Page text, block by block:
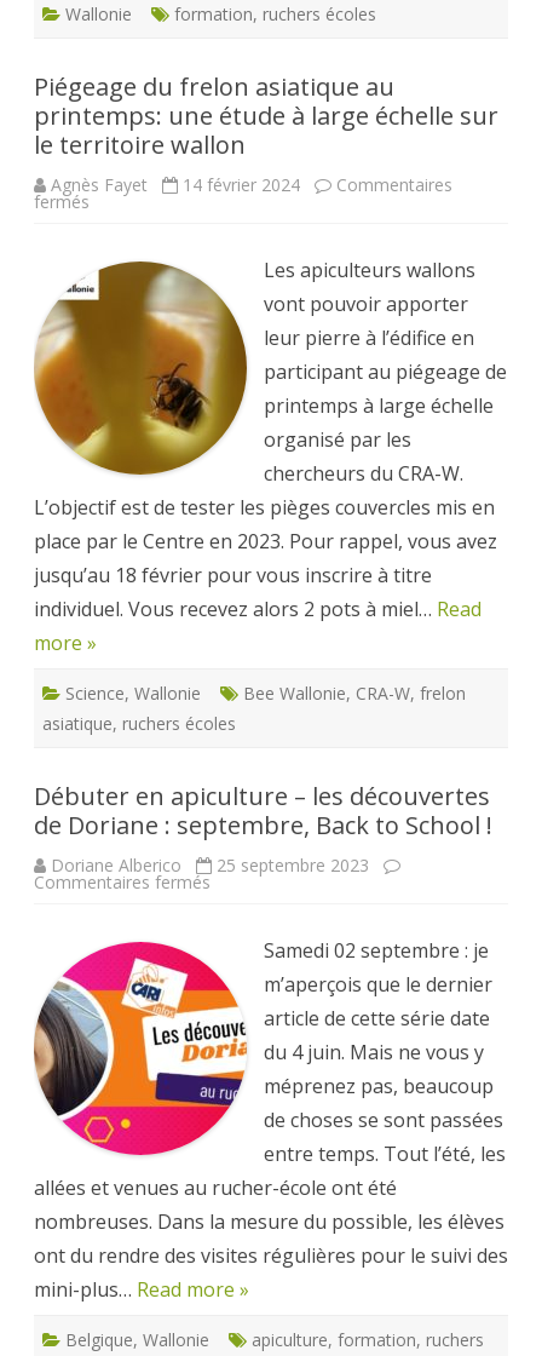
Wallonie formation, ruchers écoles
Piégeage du frelon asiatique au
printemps: une étude à large échelle sur
le territoire wallon
Agnès Fayet 14 février 2024 Commentaires
fermés
asiatique
au
printemps:
territoire
wallon
Les apiculteurs wallons
vont pouvoir apporter
leur pierre à l’édifice en
participant au piégeage de
printemps à large échelle
organisé par les
chercheurs du CRA-W.
L’objectif est de tester les pièges couvercles mis en
place par le Centre en 2023. Pour rappel, vous avez
jusqu’au 18 février pour vous inscrire à titre
individuel. Vous recevez alors 2 pots à miel… Read
more »
Science, Wallonie Bee Wallonie, CRA-W, frelon
asiatique, ruchers écoles
Débuter en apiculture – les découvertes
de Doriane : septembre, Back to School !
Doriane Alberico 25 septembre 2023
Commentaires ferméssur
les
découvertes
de
Doriane
:
septembre,
Back
to
School
Samedi 02 septembre : je
m’aperçois que le dernier
article de cette série date
du 4 juin. Mais ne vous y
méprenez pas, beaucoup
de choses se sont passées
entre temps. Tout l’été, les
allées et venues au rucher-école ont été
nombreuses. Dans la mesure du possible, les élèves
ont du rendre des visites régulières pour le suivi des
mini-plus… Read more »
Belgique, Wallonie apiculture, formation, ruchers